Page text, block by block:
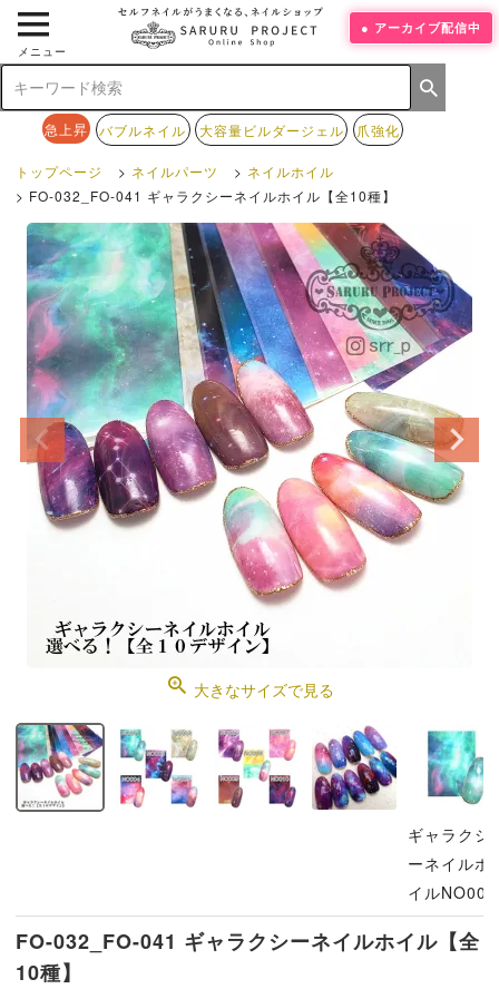
メニュー
急上昇 バブルネイル 大容量ビルダージェル 爪強化
アーカイブ配信中
トップページ ネイルパーツ
ネイルホイル
FO-032_FO-041 ギャラクシーネイルホイル【全10種】
大きなサイズで見る
ギャラクシ
ーネイルホ
イルNO001
FO-032_FO-041 ギャラクシーネイルホイル【全
10種】